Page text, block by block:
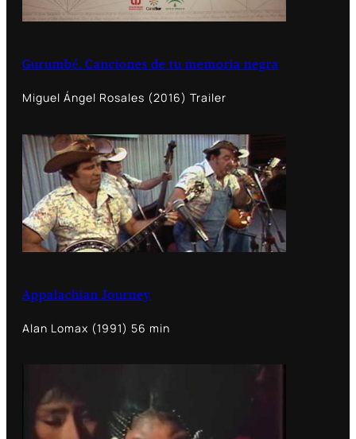
Gurumbé. Canciones de tu memoria negra
Miguel Ángel Rosales (2016) Trailer
Appalachian Journey
Alan Lomax (1991) 56 min